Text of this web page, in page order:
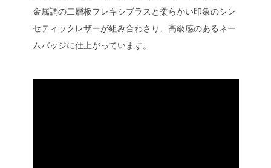
金属調の二層板フレキシブラスと柔らかい印象のシン
セティックレザーが組み合わさり、高級感のあるネー
ムバッジに仕上がっています。